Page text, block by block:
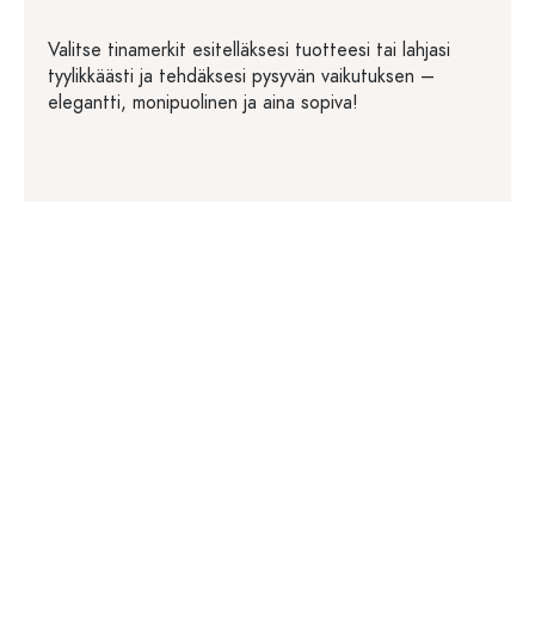
Valitse tinamerkit esitelläksesi tuotteesi tai lahjasi
tyylikkäästi ja tehdäksesi pysyvän vaikutuksen –
elegantti, monipuolinen ja aina sopiva!